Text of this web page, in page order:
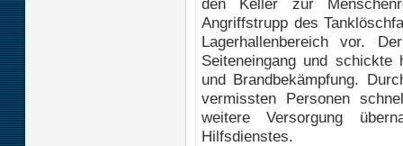
Angriffstrupp des
Lagerhallenbereich vor.
Seiteneingang und
und Brandbekämpfung.
vermissten Personen
weitere Versorgung
Hilfsdienstes.